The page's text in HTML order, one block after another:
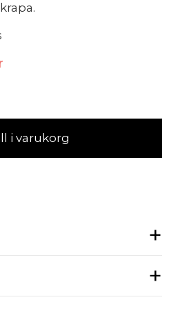
i varukorg